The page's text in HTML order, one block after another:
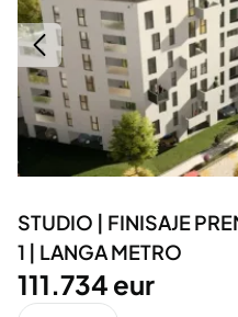
Servicii
Animale de companie
Afaceri și echipamente
Inchiriere Bunuri si
Utilaje agricole si
Piese auto si accesorii
Dacia Duster
STUDIO | FINISAJE
1 | LANGA METRO
111.734 eur